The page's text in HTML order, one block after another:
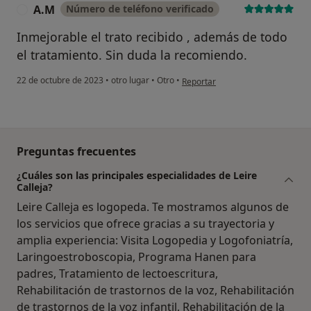
A.M Número de teléfono verificado
Inmejorable el trato recibido , además de todo
el tratamiento. Sin duda la recomiendo.
22 de octubre de 2023 • otro lugar • Otro • en opinión del usuario A.M
Reportar
Preguntas frecuentes
¿Cuáles son las principales especialidades de Leire
Calleja?
Leire Calleja es logopeda. Te mostramos algunos de
los servicios que ofrece gracias a su trayectoria y
amplia experiencia: Visita Logopedia y Logofoniatría,
Laringoestroboscopia, Programa Hanen para
padres, Tratamiento de lectoescritura,
Rehabilitación de trastornos de la voz, Rehabilitación
de trastornos de la voz infantil, Rehabilitación de la
Sí, varias veces
Sí, una vez